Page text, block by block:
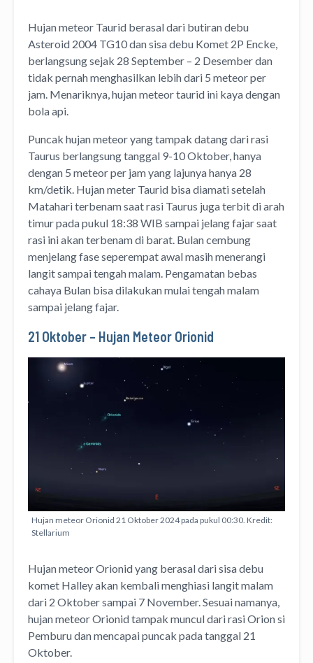
Hujan meteor Taurid berasal dari butiran debu
Asteroid 2004 TG10 dan sisa debu Komet 2P Encke,
berlangsung sejak 28 September – 2 Desember dan
tidak pernah menghasilkan lebih dari 5 meteor per
jam. Menariknya, hujan meteor taurid ini kaya dengan
bola api.
Puncak hujan meteor yang tampak datang dari rasi
Taurus berlangsung tanggal 9-10 Oktober, hanya
dengan 5 meteor per jam yang lajunya hanya 28
km/detik. Hujan meter Taurid bisa diamati setelah
Matahari terbenam saat rasi Taurus juga terbit di arah
timur pada pukul 18:38 WIB sampai jelang fajar saat
rasi ini akan terbenam di barat. Bulan cembung
menjelang fase seperempat awal masih menerangi
langit sampai tengah malam. Pengamatan bebas
cahaya Bulan bisa dilakukan mulai tengah malam
sampai jelang fajar.
21 Oktober – Hujan Meteor Orionid
Hujan meteor Orionid 21 Oktober 2024 pada pukul 00:30. Kredit:
Stellarium
Hujan meteor Orionid yang berasal dari sisa debu
komet Halley akan kembali menghiasi langit malam
dari 2 Oktober sampai 7 November. Sesuai namanya,
hujan meteor Orionid tampak muncul dari rasi Orion si
Pemburu dan mencapai puncak pada tanggal 21
Oktober.